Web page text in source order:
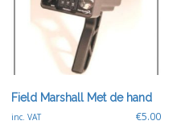
Field Marshall Met de hand
€5.00
inc. VAT